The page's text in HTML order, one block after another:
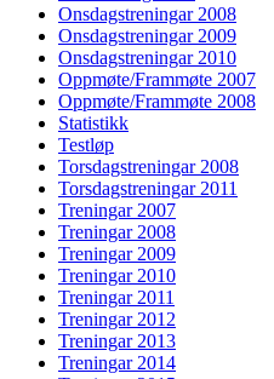
Onsdagstreningar 2008
Onsdagstreningar 2009
Onsdagstreningar 2010
Oppmøte/Frammøte 2007
Oppmøte/Frammøte 2008
Statistikk
Testløp
Torsdagstreningar 2008
Torsdagstreningar 2011
Treningar 2007
Treningar 2008
Treningar 2009
Treningar 2010
Treningar 2011
Treningar 2012
Treningar 2013
Treningar 2014